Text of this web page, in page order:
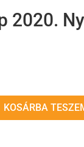
2020.
KOSÁRBA